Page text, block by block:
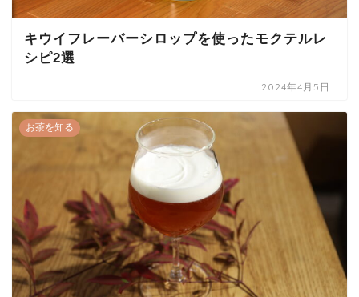
キウイフレーバーシロップを使ったモクテルレ
シピ2選
2024年4月5日
お茶を知る